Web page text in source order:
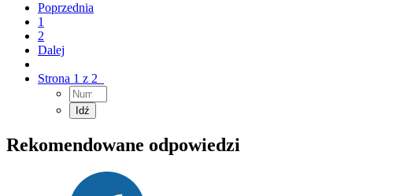
Poprzednia
1
2
Dalej
Strona 1 z 2
Rekomendowane odpowiedzi